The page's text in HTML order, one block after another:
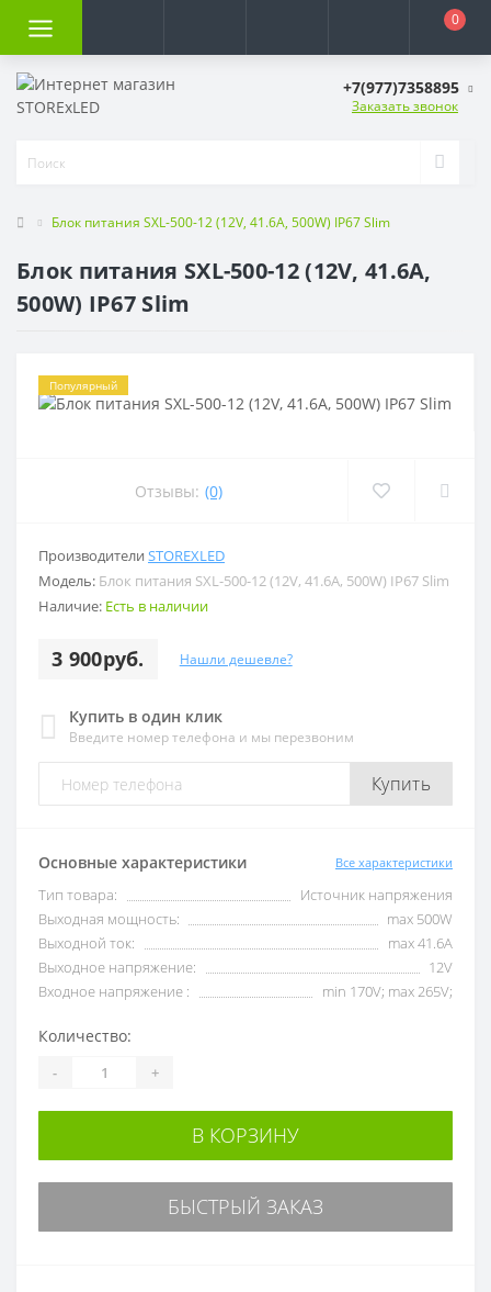
0
+7(977)7358895
Заказать звонок
Блок питания SXL-500-12 (12V, 41.6A, 500W) IP67 Slim
Блок питания SXL-500-12 (12V, 41.6A,
500W) IP67 Slim
Популярный
Отзывы: (0)
Производители STOREXLED
Модель: Блок питания SXL-500-12 (12V, 41.6A, 500W) IP67 Slim
Наличие: Есть в наличии
3 900руб. Нашли дешевле?
Купить в один клик
Введите номер телефона и мы перезвоним
Купить
Основные характеристики Все характеристики
Тип товара:
Источник напряжения
Выходная мощность:
max 500W
Выходной ток:
max 41.6А
Выходное напряжение:
12V
Входное напряжение :
min 170V; max 265V;
Количество:
- +
В КОРЗИНУ
БЫСТРЫЙ ЗАКАЗ